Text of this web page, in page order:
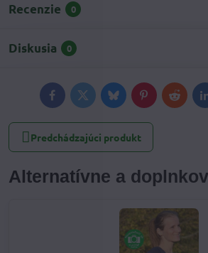
Recenzie 0
Diskusia 0
FacebookTwitterBlueskyPinterestReddit
Predchádzajúci produkt
Alternatívne a